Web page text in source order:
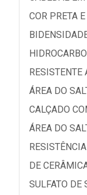
COR PRETA
RESISTENTE
ÁREA DO
CALÇADO
ÁREA DO
DE
SULFATO DE